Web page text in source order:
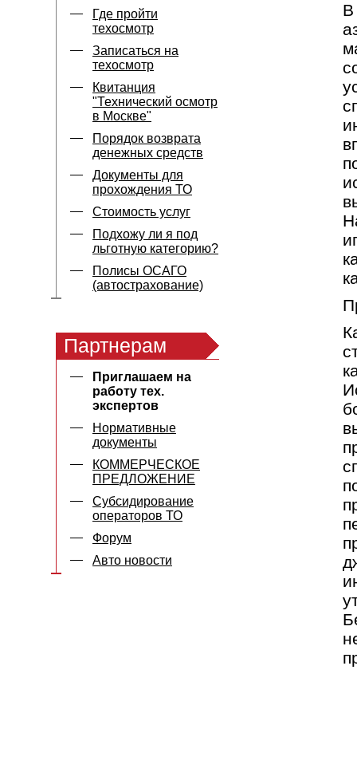
Где пройти
техосмотр
Записаться на
техосмотр
Квитанция
"Технический осмотр
в Москве"
Порядок возврата
денежных средств
Документы для
прохождения ТО
Стоимость услуг
Подхожу ли я под
льготную категорию?
Полисы ОСАГО
(автострахование)
Партнерам
Приглашаем на
работу тех.
экспертов
Нормативные
документы
КОММЕРЧЕСКОЕ
ПРЕДЛОЖЕНИЕ
Субсидирование
операторов ТО
Форум
Авто новости
В